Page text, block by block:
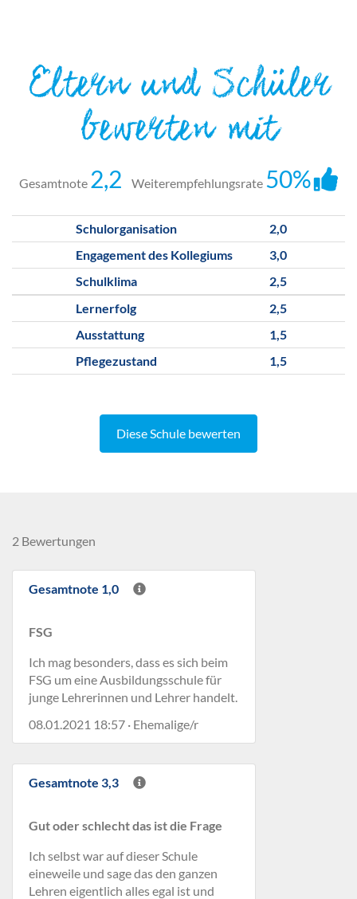
Eltern und Schüler
bewerten mit
Gesamtnote 2,2 Weiterempfehlungsrate 50%
Schulorganisation
2,0
Engagement des Kollegiums
3,0
Schulklima
2,5
Lernerfolg
2,5
Ausstattung
1,5
Pflegezustand
1,5
Diese Schule bewerten
2 Bewertungen
Gesamtnote 1,0
FSG
Ich mag besonders, dass es sich beim
FSG um eine Ausbildungsschule für
junge Lehrerinnen und Lehrer handelt.
08.01.2021 18:57 · Ehemalige/r
Gesamtnote 3,3
Gut oder schlecht das ist die Frage
Ich selbst war auf dieser Schule
eineweile und sage das den ganzen
Lehren eigentlich alles egal ist und